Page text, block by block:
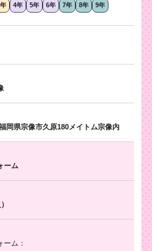
4年 5年 6年 7年 8年 9年
岡県宗像市久原180メイトム宗像内
ーム
ーム：